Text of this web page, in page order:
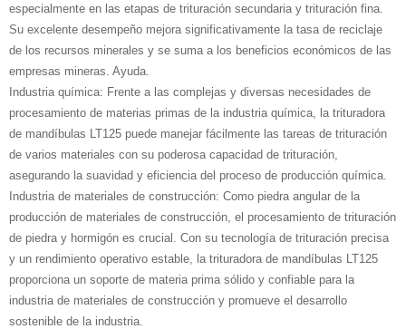
especialmente en las etapas de trituración secundaria y trituración fina.
Su excelente desempeño mejora significativamente la tasa de reciclaje
de los recursos minerales y se suma a los beneficios económicos de las
empresas mineras. Ayuda.
Industria química: Frente a las complejas y diversas necesidades de
procesamiento de materias primas de la industria química, la trituradora
de mandíbulas LT125 puede manejar fácilmente las tareas de trituración
de varios materiales con su poderosa capacidad de trituración,
asegurando la suavidad y eficiencia del proceso de producción química.
Industria de materiales de construcción: Como piedra angular de la
producción de materiales de construcción, el procesamiento de trituración
de piedra y hormigón es crucial. Con su tecnología de trituración precisa
y un rendimiento operativo estable, la trituradora de mandíbulas LT125
proporciona un soporte de materia prima sólido y confiable para la
industria de materiales de construcción y promueve el desarrollo
sostenible de la industria.